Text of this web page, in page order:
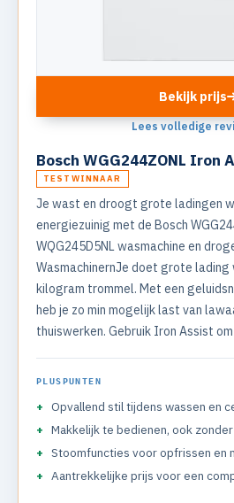
Bekijk prijs
Lees volledige
Bosch WGG244ZONL Iron
TESTWINNAAR
Je wast en droogt grote ladingen
energiezuinig met de Bosch
WQG245D5NL wasmachine en
WasmachinernJe doet grote lading
kilogram trommel. Met een
heb je zo min mogelijk last van
thuiswerken. Gebruik Iron Assist
PLUSPUNTEN
Opvallend stil tijdens wassen en
Makkelijk te bedienen, ook
Stoomfuncties voor opfrissen en
Aantrekkelijke prijs voor een